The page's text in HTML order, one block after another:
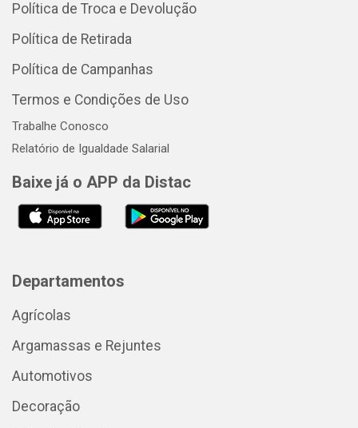
Política de Troca e Devolução
Política de Retirada
Política de Campanhas
Termos e Condições de Uso
Trabalhe Conosco
Relatório de Igualdade Salarial
Baixe já o APP da Distac
Departamentos
Agrícolas
Argamassas e Rejuntes
Automotivos
Decoração